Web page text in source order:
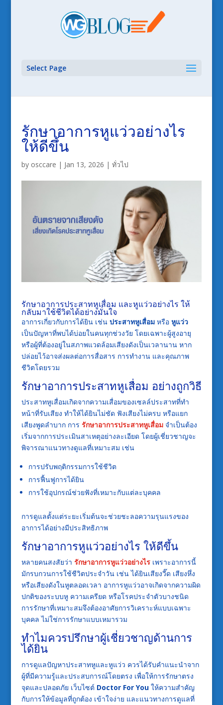
Select Page
รักษาอาการหูแว่วอย่างไร
ให้ดีขึ้น
by osccare | Jan 13, 2026 | ทั่วไป
รักษาอาการประสาทหูเสื่อม และหูแว่วอย่างไร ให้
กลับมาใช้ชีวิตได้อย่างมั่นใจ
อาการเกี่ยวกับการได้ยิน เช่น ประสาทหูเสื่อมหรือ หูแว่ว
เป็นปัญหาที่พบได้บ่อยในคนทุกช่วงวัย โดยเฉพาะผู้สูงอายุ
หรือผู้ที่ต้องอยู่ในสภาพแวดล้อมเสียงดังเป็นเวลานาน หาก
ปล่อยไว้อาจส่งผลต่อการสื่อสาร การทำงาน และคุณภาพ
ชีวิตโดยรวม
รักษาอาการประสาทหูเสื่อม อย่างถูกวิธี
ประสาทหูเสื่อมเกิดจากความเสื่อมของเซลล์ประสาทที่ทำ
หน้าที่รับเสียง ทำให้ได้ยินไม่ชัด ฟังเสียงไม่ครบ หรือแยก
เสียงพูดลำบาก การ รักษาอาการประสาทหูเสื่อมจำเป็นต้อง
เริ่มจากการประเมินสาเหตุอย่างละเอียด โดยผู้เชี่ยวชาญจะ
พิจารณาแนวทางดูแลที่เหมาะสม เช่น
การปรับพฤติกรรมการใช้ชีวิต
การฟื้นฟูการได้ยิน
การใช้อุปกรณ์ช่วยฟังที่เหมาะกับแต่ละบุคคล
การดูแลตั้งแต่ระยะเริ่มต้นจะช่วยชะลอความรุนแรงของ
อาการได้อย่างมีประสิทธิภาพ
รักษาอาการหูแว่วอย่างไร ให้ดีขึ้น
หลายคนสงสัยว่า รักษาอาการหูแว่วอย่างไรเพราะอาการนี้
มักรบกวนการใช้ชีวิตประจำวัน เช่น ได้ยินเสียงวี๊ด เสียงหึ่ง
หรือเสียงดังในหูตลอดเวลา อาการหูแว่วอาจเกิดจากความผิด
ปกติของระบบหู ความเครียด หรือโรคประจำตัวบางชนิด
การรักษาที่เหมาะสมจึงต้องอาศัยการวิเคราะห์แบบเฉพาะ
บุคคล ไม่ใช่การรักษาแบบเหมารวม
ทำไมควรปรึกษาผู้เชี่ยวชาญด้านการ
ได้ยิน
การดูแลปัญหาประสาทหูและหูแว่ว ควรได้รับคำแนะนำจาก
ผู้ที่มีความรู้และประสบการณ์โดยตรง เพื่อให้การรักษาตรง
จุดและปลอดภัย เว็บไซต์ Doctor For Youให้ความสำคัญ
กับการให้ข้อมูลที่ถูกต้อง เข้าใจง่าย และแนวทางการดูแลที่